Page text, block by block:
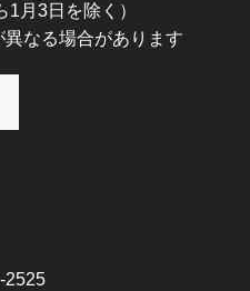
1月3日を除く）
なる場合があります
2525